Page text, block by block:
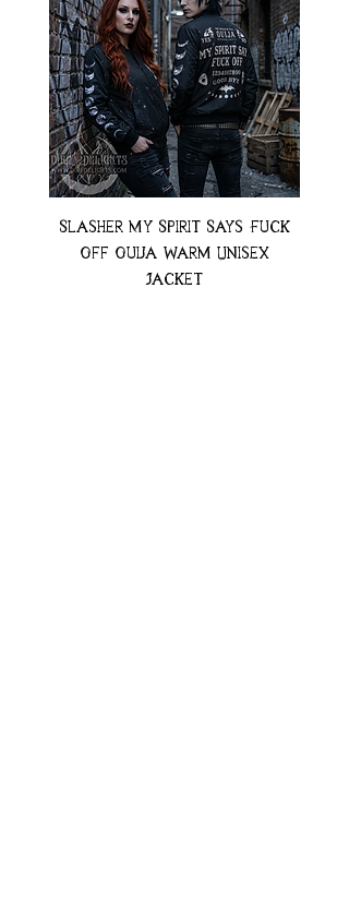
Slasher My Spirit Says Fuck
Off Ouija Warm Unisex
Jacket